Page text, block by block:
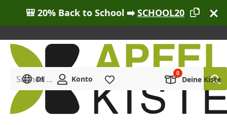
🎒 20% Back to School ➡️SCHOOL20
Menü
Suchen ...
DE Konto Deine Kiste